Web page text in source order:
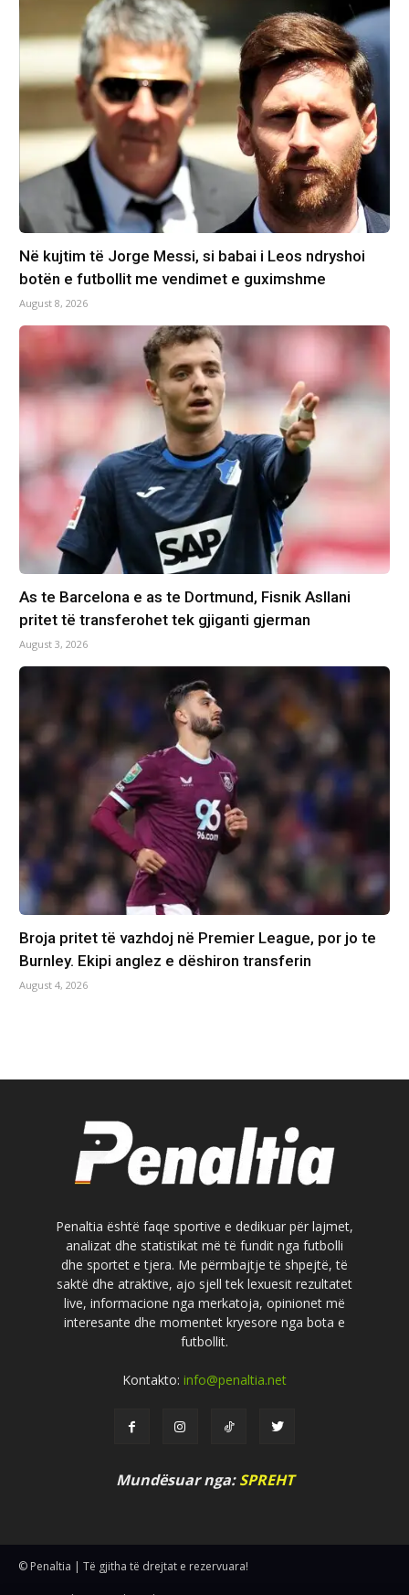
Në kujtim të Jorge Messi, si babai i Leos ndryshoi
botën e futbollit me vendimet e guximshme
August 8, 2026
As te Barcelona e as te Dortmund, Fisnik Asllani
pritet të transferohet tek gjiganti gjerman
August 3, 2026
Broja pritet të vazhdoj në Premier League, por jo te
Burnley. Ekipi anglez e dëshiron transferin
August 4, 2026
Penaltia është faqe sportive e dedikuar për lajmet,
analizat dhe statistikat më të fundit nga futbolli
dhe sportet e tjera. Me përmbajtje të shpejtë, të
saktë dhe atraktive, ajo sjell tek lexuesit rezultatet
live, informacione nga merkatoja, opinionet më
interesante dhe momentet kryesore nga bota e
futbollit.
Kontakto: info@penaltia.net
Mundësuar nga:SPREHT
© Penaltia | Të gjitha të drejtat e rezervuara!